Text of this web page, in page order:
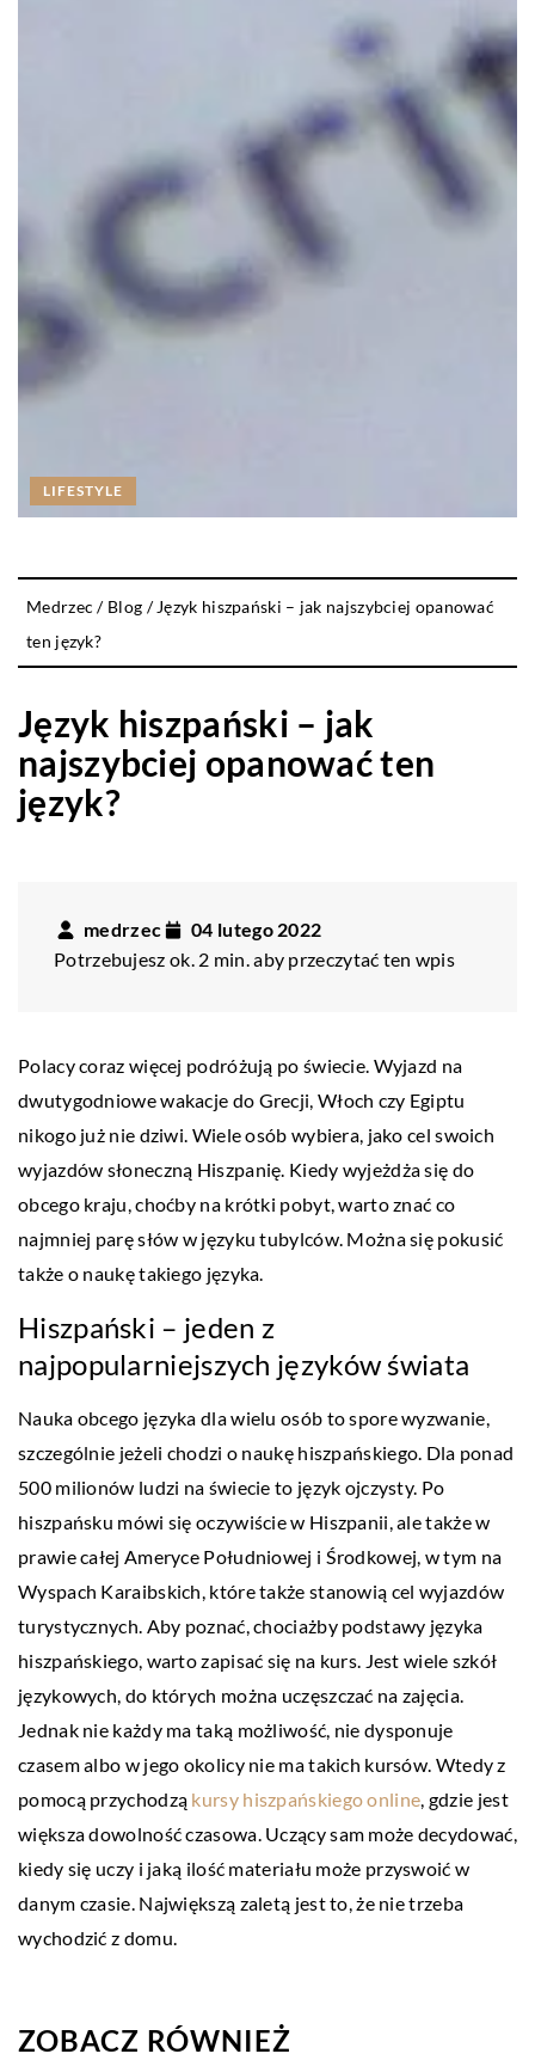
LIFESTYLE
Medrzec / Blog / Język hiszpański – jak najszybciej opanować
ten język?
Język hiszpański – jak
najszybciej opanować ten
język?
medrzec
04 lutego 2022
Potrzebujesz ok. 2 min. aby przeczytać ten wpis
Polacy coraz więcej podróżują po świecie. Wyjazd na
dwutygodniowe wakacje do Grecji, Włoch czy Egiptu
nikogo już nie dziwi. Wiele osób wybiera, jako cel swoich
wyjazdów słoneczną Hiszpanię. Kiedy wyjeżdża się do
obcego kraju, choćby na krótki pobyt, warto znać co
najmniej parę słów w języku tubylców. Można się pokusić
także o naukę takiego języka.
Hiszpański – jeden z
najpopularniejszych języków świata
Nauka obcego języka dla wielu osób to spore wyzwanie,
szczególnie jeżeli chodzi o naukę hiszpańskiego. Dla ponad
500 milionów ludzi na świecie to język ojczysty. Po
hiszpańsku mówi się oczywiście w Hiszpanii, ale także w
prawie całej Ameryce Południowej i Środkowej, w tym na
Wyspach Karaibskich, które także stanowią cel wyjazdów
turystycznych. Aby poznać, chociażby podstawy języka
hiszpańskiego, warto zapisać się na kurs. Jest wiele szkół
językowych, do których można uczęszczać na zajęcia.
Jednak nie każdy ma taką możliwość, nie dysponuje
czasem albo w jego okolicy nie ma takich kursów. Wtedy z
pomocą przychodzą kursy hiszpańskiego online, gdzie jest
większa dowolność czasowa. Uczący sam może decydować,
kiedy się uczy i jaką ilość materiału może przyswoić w
danym czasie. Największą zaletą jest to, że nie trzeba
wychodzić z domu.
ZOBACZ RÓWNIEŻ